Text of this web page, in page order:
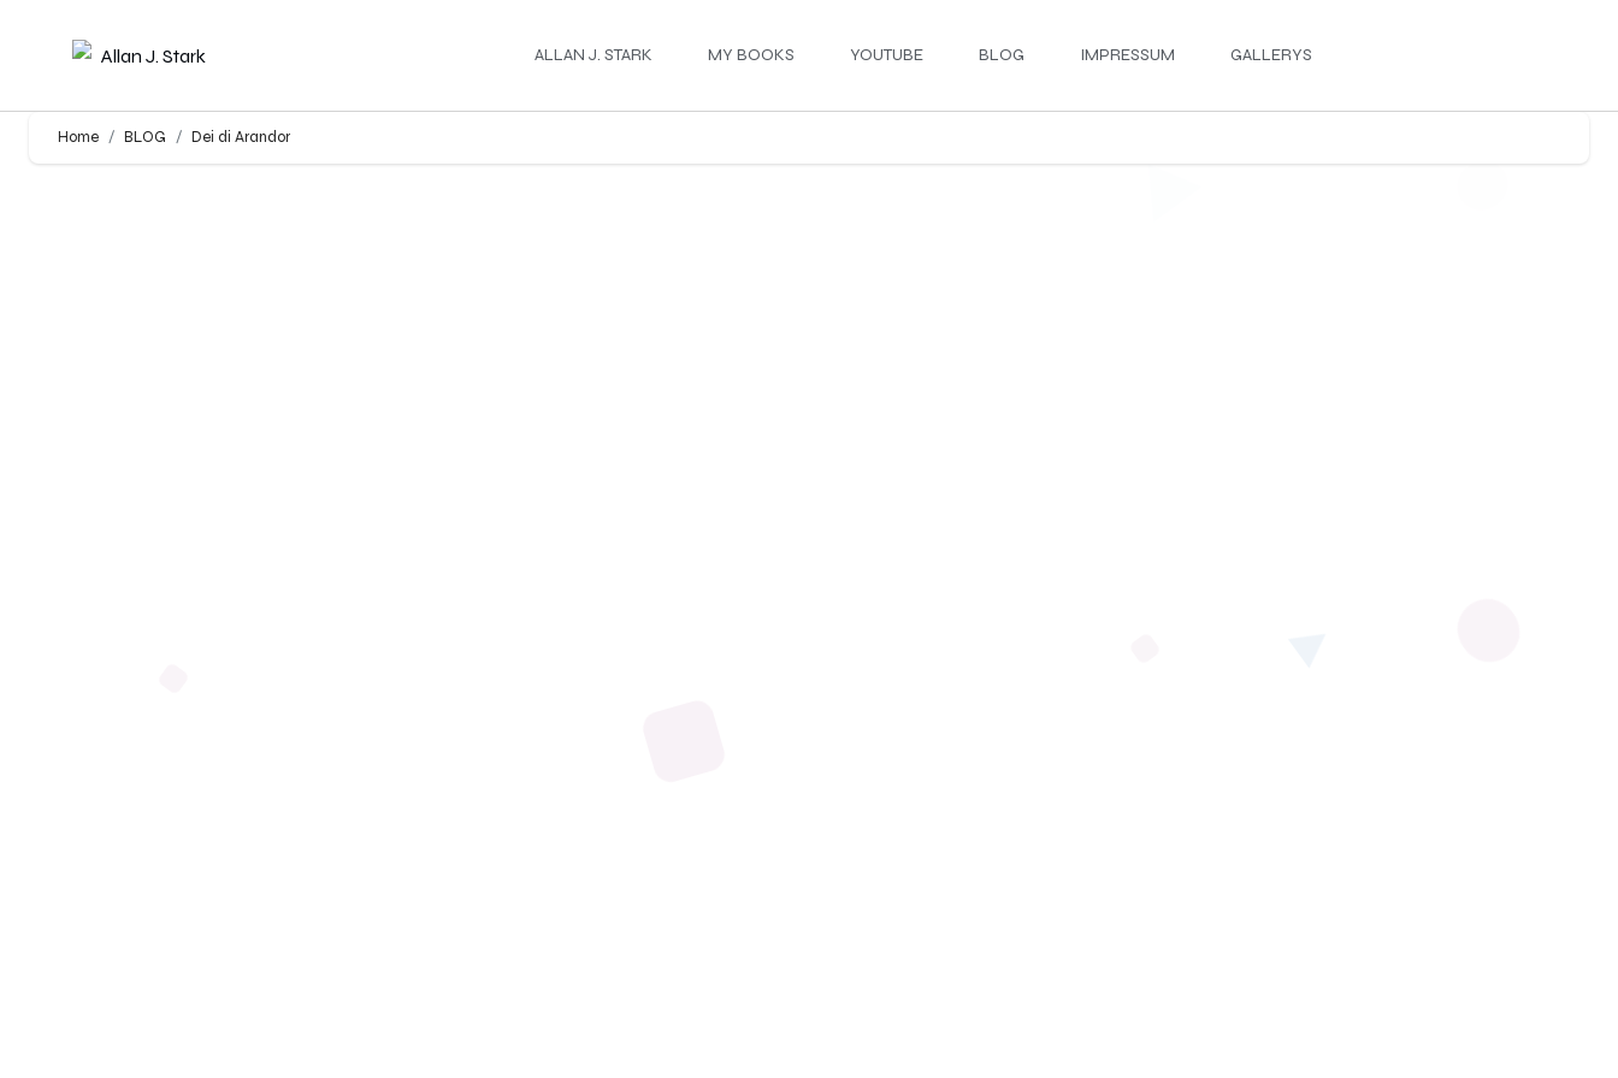
ALLAN J. STARK MY BOOKS YOUTUBE BLOG IMPRESSUM GALLERYS
Home BLOG Dei di Arandor